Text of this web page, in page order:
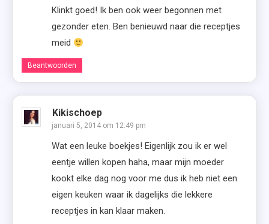
Klinkt goed! Ik ben ook weer begonnen met
gezonder eten. Ben benieuwd naar die receptjes
meid
Beantwoorden
Kikischoep
januari 5, 2014 om 12:49 pm
Wat een leuke boekjes! Eigenlijk zou ik er wel
eentje willen kopen haha, maar mijn moeder
kookt elke dag nog voor me dus ik heb niet een
eigen keuken waar ik dagelijks die lekkere
receptjes in kan klaar maken.